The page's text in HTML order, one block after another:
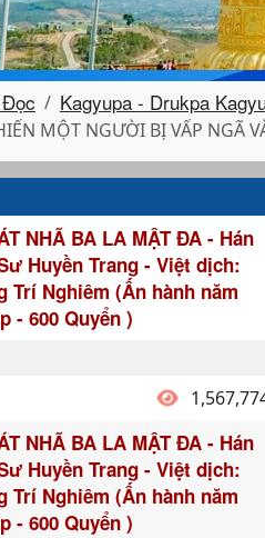
Kagyupa - Drukpa
MỘT NGƯỜI BỊ VẤP NGÃ
NHÃ BA LA MẬT ĐA - Hán
Huyền Trang - Việt dịch:
Trí Nghiêm (Ấn hành năm
1999 - 24 Tập - 600 Quyển )
NHÃ BA LA MẬT ĐA - Hán
Huyền Trang - Việt dịch:
Trí Nghiêm (Ấn hành năm
2003 - 11 Tập - 600 Quyển )